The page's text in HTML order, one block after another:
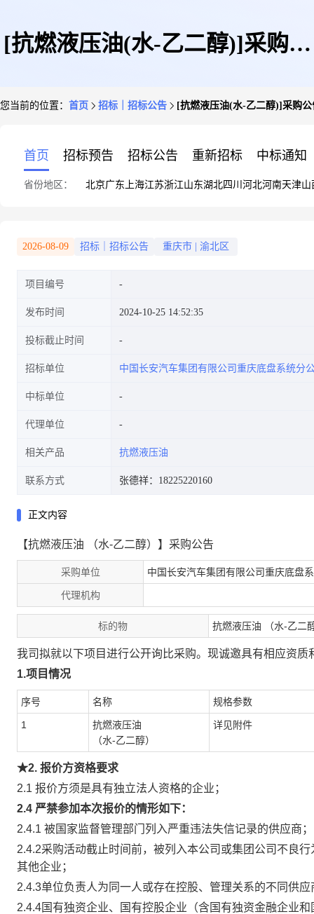
[抗燃液压油(水-乙二醇)]采购公
您当前的位置： 首页 招标｜招标公告 [抗燃液压油(水-乙二醇)]采购公
首页 招标预告 招标公告 重新招标 中标通知
省份地区： 北京广东 上海江苏浙江山东湖北四川 河北河南天津山
2026-08-09 招标｜招标公告 重庆市 渝北区
项目编号
发布时间 2024-10-25 14:52:35
投标截止时间
招标单位 中国长安汽车集团有限公司重庆底盘系统分
中标单位
代理单位
相关产品 抗燃液压油
联系方式 张德祥：18225220160
正文内容
【抗燃液压油 （水-乙二醇）】采购公告
采购单位 中国长安汽车集团有限公司重庆底盘
代理机构
标的物 抗燃液压油 （水-乙二
我司拟就以下项目进行公开询比采购。现诚邀具有相应资
1.项目情况
序号 名称 规格参数
1
抗燃液压油
（水-乙二醇）
详见附件
★2. 报价方资格要求
2.1 报价方须是具有独立法人资格的企业；
2.4 严禁参加本次报价的情形如下：
2.4.1 被国家监督管理部门列入严重违法失信记录的供应商；
2.4.2采购活动截止时间前，被列入本公司或集团公司不良
其他企业；
2.4.3单位负责人为同一人或存在控股、管理关系的不同供
2.4.4国有独资企业、国有控股企业（含国有独资金融企业